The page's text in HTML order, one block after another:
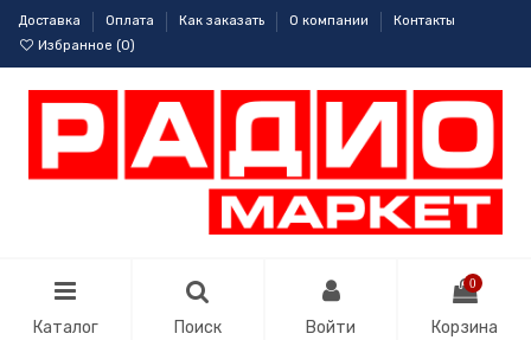
Доставка Оплата Как заказать О компании
Контакты
Избранное (0)
Каталог Поиск Войти
0
Корзина